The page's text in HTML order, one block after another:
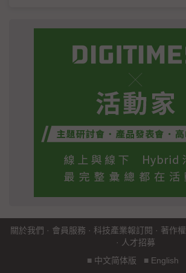
關於我們 · 會員服務 · 科技產業報訂閱 · 著作權
· 人才招募
■ 中文简体版 ■ English